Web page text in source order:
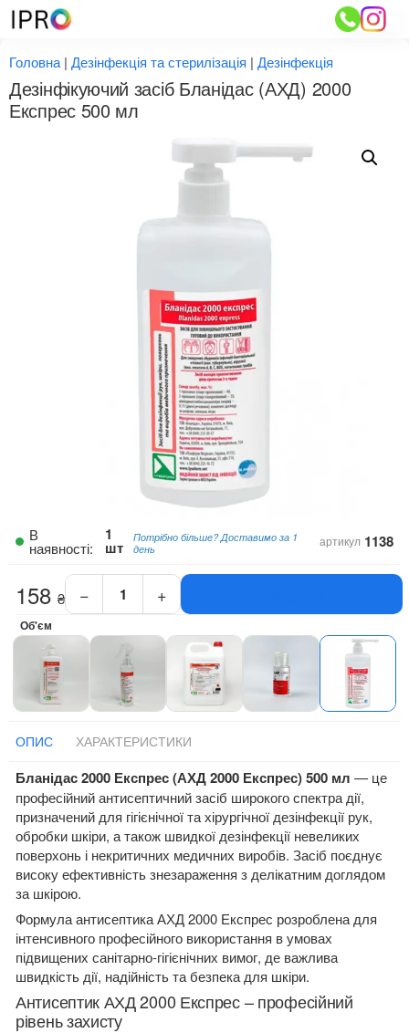
Перейти
до
Головна | Дезінфекція та стерилізація | Дезінфекція
Дезінфікуючий засіб Бланідас (АХД) 2000
Експрес 500 мл
В
наявності:
1
шт
Потрібно більше? Доставимо за 1
день
артикул 1138
158 ₴
Об'єм
−
Дезінфікуючий
Бланідас
(АХД)
2000
Експрес
500
мл
+
ОПИС ХАРАКТЕРИСТИКИ
Бланідас 2000 Експрес (АХД 2000 Експрес) 500 мл — це
професійний антисептичний засіб широкого спектра дії,
призначений для гігієнічної та хірургічної дезінфекції рук,
обробки шкіри, а також швидкої дезінфекції невеликих
поверхонь і некритичних медичних виробів. Засіб поєднує
високу ефективність знезараження з делікатним доглядом
за шкірою.
Формула антисептика АХД 2000 Експрес розроблена для
інтенсивного професійного використання в умовах
підвищених санітарно-гігієнічних вимог, де важлива
швидкість дії, надійність та безпека для шкіри.
Антисептик АХД 2000 Експрес – професійний
рівень захисту